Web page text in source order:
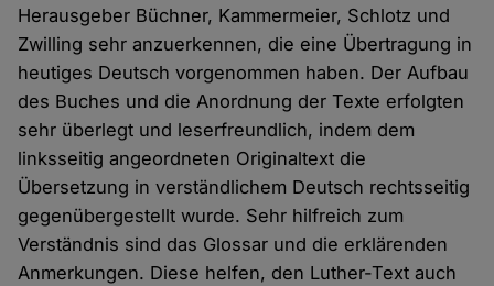
Herausgeber Büchner, Kammermeier, Schlotz und
Zwilling sehr anzuerkennen, die eine Übertragung in
heutiges Deutsch vorgenommen haben. Der Aufbau
des Buches und die Anordnung der Texte erfolgten
sehr überlegt und leserfreundlich, indem dem
linksseitig angeordneten Originaltext die
Übersetzung in verständlichem Deutsch rechtsseitig
gegenübergestellt wurde. Sehr hilfreich zum
Verständnis sind das Glossar und die erklärenden
Anmerkungen. Diese helfen, den Luther-Text auch